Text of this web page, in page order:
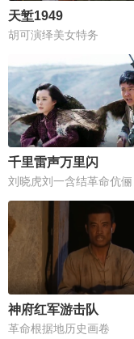
天堑1949
胡可演绎美女特务
千里雷声万里闪
刘晓虎刘一含结革命伉俪
神府红军游击队
革命根据地历史画卷